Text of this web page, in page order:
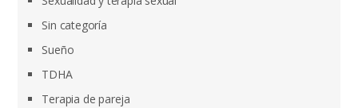
Sin categoría
Sueño
TDHA
Terapia de pareja